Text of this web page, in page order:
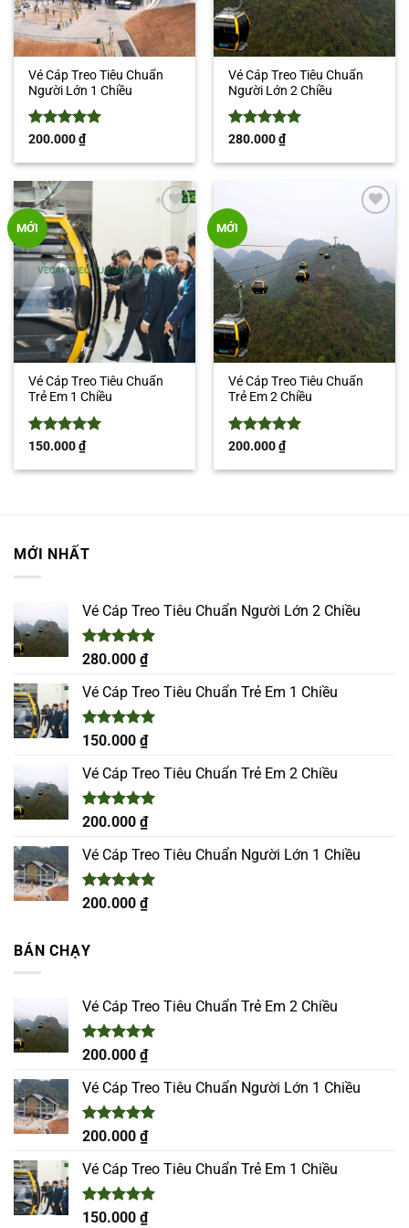
Vé Cáp Treo Tiêu Chuẩn
Người Lớn 1 Chiều
Được xếp
sao
200.000₫
Vé Cáp Treo Tiêu Chuẩn
Người Lớn 2 Chiều
Được xếp
sao
280.000₫
MỚI
Vé Cáp Treo Tiêu Chuẩn
Trẻ Em 1 Chiều
Được xếp
sao
150.000₫
MỚI
Vé Cáp Treo Tiêu Chuẩn
Trẻ Em 2 Chiều
Được xếp
sao
200.000₫
MỚI NHẤT
Vé Cáp Treo Tiêu Chuẩn Người Lớn 2 Chiều
Được xếp
5.00
5 sao
280.000 ₫
Vé Cáp Treo Tiêu Chuẩn Trẻ Em 1 Chiều
Được xếp
5.00
5 sao
150.000 ₫
Vé Cáp Treo Tiêu Chuẩn Trẻ Em 2 Chiều
Được xếp
5.00
5 sao
200.000 ₫
Vé Cáp Treo Tiêu Chuẩn Người Lớn 1 Chiều
Được xếp
5.00
200.000 ₫
BÁN CHẠY
Vé Cáp Treo Tiêu Chuẩn Trẻ Em 2 Chiều
Được xếp
5.00
5 sao
200.000 ₫
Vé Cáp Treo Tiêu Chuẩn Người Lớn 1 Chiều
Được xếp
5.00
5 sao
200.000 ₫
Vé Cáp Treo Tiêu Chuẩn Trẻ Em 1 Chiều
Được xếp
150.000 ₫